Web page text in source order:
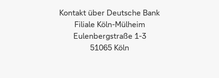
Kontakt über Deutsche Bank
Filiale Köln-Mülheim
Eulenbergstraße 1-3
51065 Köln